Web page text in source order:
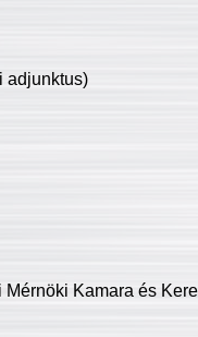
adjunktus)
Kamara és